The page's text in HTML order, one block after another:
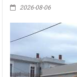
2026-08-06